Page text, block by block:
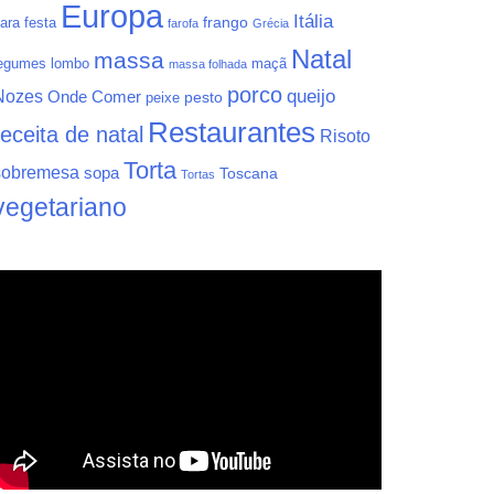
festa Europa farofa frango Grécia Itália
lombo massa massa folhada maçã Natal
Onde Comer peixe pesto porco queijo
de natal Restaurantes Risoto
sopa Torta Tortas Toscana